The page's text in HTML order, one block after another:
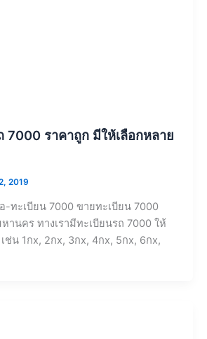
7000 ราคาถูก มีให้เลือกหลาย
2019
ทะเบียน 7000 ขายทะเบียน 7000
านคร ทางเรามีทะเบียนรถ 7000 ให้
ช่น 1กx, 2กx, 3กx, 4กx, 5กx, 6กx,